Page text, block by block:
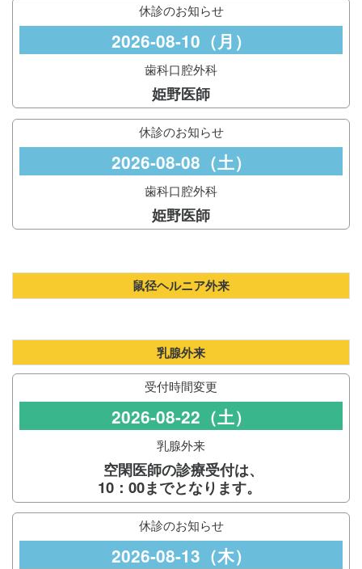
休診のお知らせ
2026-08-10（月）
歯科口腔外科
姫野医師
休診のお知らせ
2026-08-08（土）
歯科口腔外科
姫野医師
鼠径ヘルニア外来
乳腺外来
受付時間変更
2026-08-22（土）
乳腺外来
空閑医師の診療受付は、
10：00までとなります。
休診のお知らせ
2026-08-13（木）